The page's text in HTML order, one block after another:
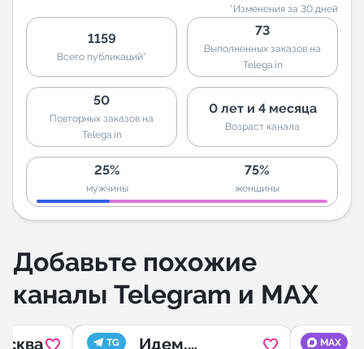
*Изменения за 30 дней
1159
Всего публикаций*
73
Выполненных заказов на
Telega.in
50
Повторных заказов на
Telega.in
0 лет и 4 месяца
Возраст канала
25%
мужчины
75%
женщины
Добавьте похожие
каналы Telegram и MAX
TG
Идем,
MAX